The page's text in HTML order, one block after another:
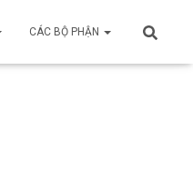
CÁC BỘ PHẬN